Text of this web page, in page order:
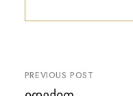
პოსტის
PREVIOUS POST